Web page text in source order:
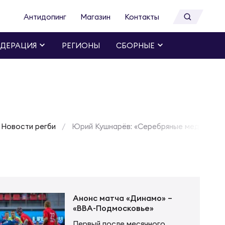
Антидопинг Магазин Контакты
РЕГИОНЫ СБОРНЫЕ
Новости регби Юрий Кушнарёв: «Серебряные медали –
Анонс матча «Динамо» –
«ВВА-Подмосковье»